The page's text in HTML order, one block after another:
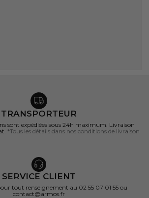
TRANSPORTEUR
sont expédiées sous 24h maximum. Livraison
*Tous les détails dans nos conditions de livraison
SERVICE CLIENT
tout renseignement au 02 55 07 01 55 ou
contact@armos.fr